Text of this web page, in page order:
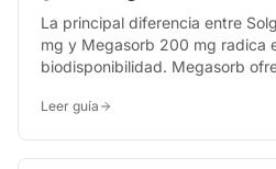
La principal diferencia entre
mg y Megasorb 200 mg radica
biodisponibilidad. Megasorb
necesidades elevadas, mientras
Leer guía